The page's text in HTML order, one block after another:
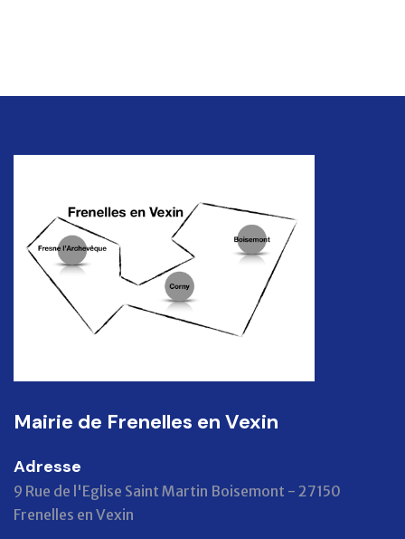
Mairie de Frenelles en Vexin
Adresse
9 Rue de l'Eglise Saint Martin Boisemont - 27150
Frenelles en Vexin